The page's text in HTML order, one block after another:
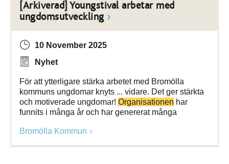
[Arkiverad] Youngstival arbetar med
ungdomsutveckling
10 November 2025
Nyhet
För att ytterligare stärka arbetet med Bromölla
kommuns ungdomar knyts ... vidare. Det ger stärkta
och motiverade ungdomar! Organisationen har
funnits i många år och har genererat många
Bromölla Kommun